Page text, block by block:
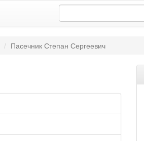
Пасечник Степан Сергеевич